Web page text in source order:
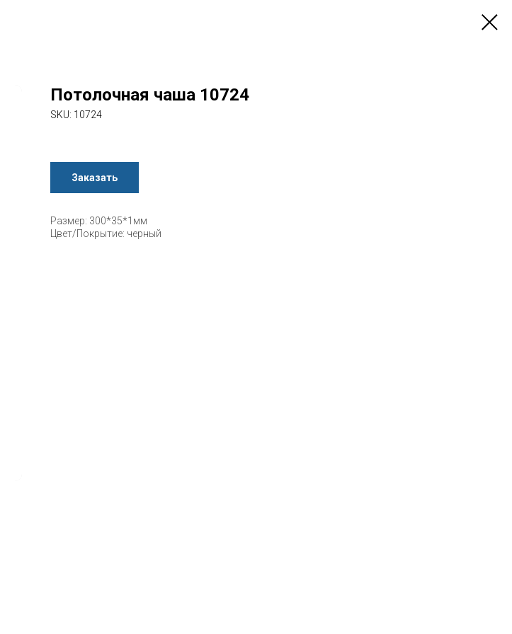
Потолочная чаша 10724
SKU: 10724
Заказать
Размер: 300*35*1мм
Цвет/Покрытие: черный